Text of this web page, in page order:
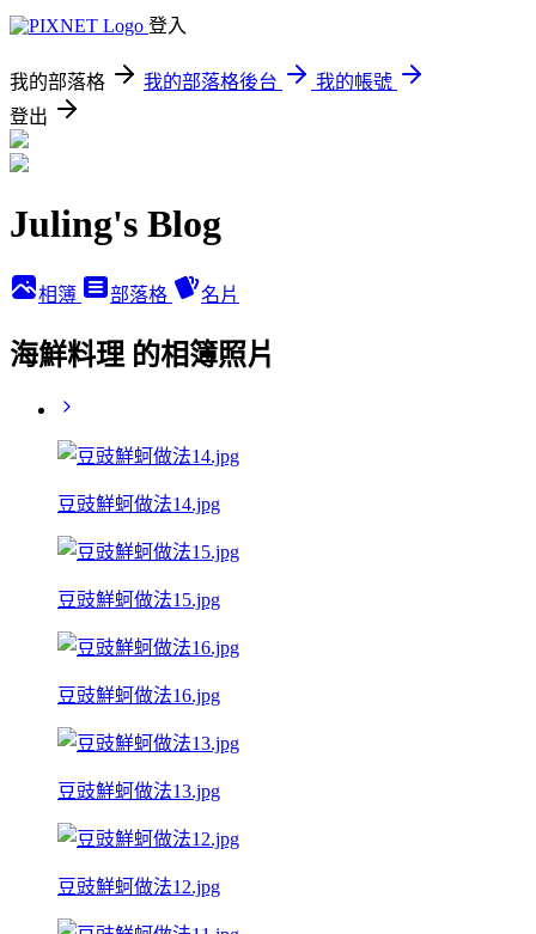
登入
我的部落格 我的部落格後台
我的帳號
登出
Juling's Blog
相簿 部落格 名片
海鮮料理 的相簿照片
豆豉鮮蚵做法14.jpg
豆豉鮮蚵做法15.jpg
豆豉鮮蚵做法16.jpg
豆豉鮮蚵做法13.jpg
豆豉鮮蚵做法12.jpg